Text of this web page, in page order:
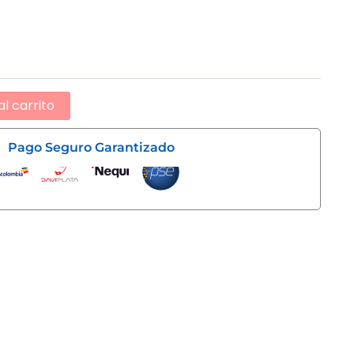
carrito
Pago Seguro Garantizado